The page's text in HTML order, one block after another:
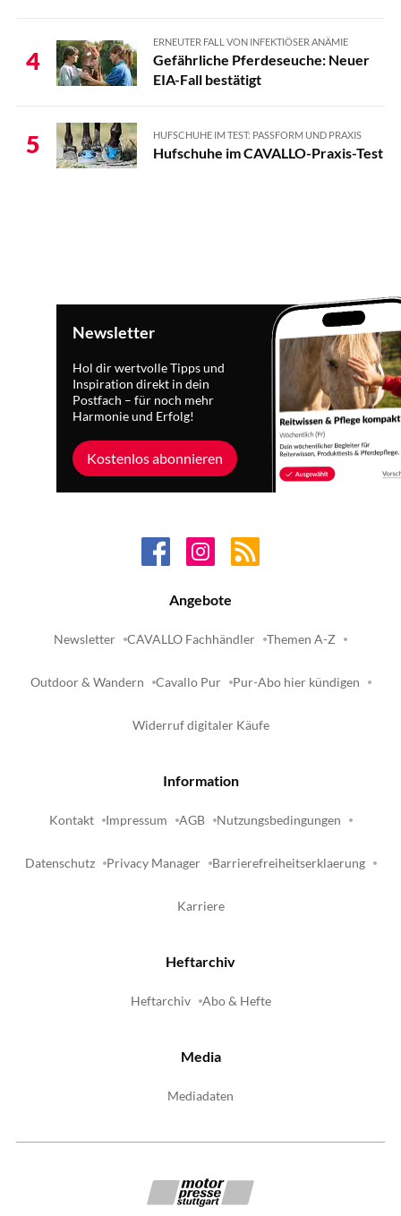
4
ERNEUTER FALL VON INFEKTIÖSER ANÄMIE
Gefährliche Pferdeseuche: Neuer
EIA-Fall bestätigt
5 HUFSCHUHE IM TEST: PASSFORM UND PRAXIS
Hufschuhe im CAVALLO-Praxis-Test
Newsletter
Hol dir wertvolle Tipps und
Inspiration direkt in dein
Postfach – für noch mehr
Harmonie und Erfolg!
Kostenlos abonnieren
Angebote
Newsletter CAVALLO Fachhändler Themen A-Z
Outdoor & Wandern Cavallo Pur Pur-Abo hier kündigen
Widerruf digitaler Käufe
Information
Kontakt Impressum AGB Nutzungsbedingungen
Datenschutz Privacy Manager Barrierefreiheitserklaerung
Karriere
Heftarchiv
Heftarchiv Abo & Hefte
Media
Mediadaten